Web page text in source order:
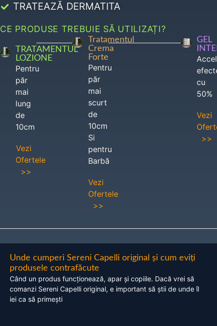
TRATEAZĂ DERMATITA
CE PRODUSE TREBUIE SĂ UTILIZAȚI?
TRATAMENTUL
LOZIONE
Pentru
păr
mai
lung
de
10cm
Vezi
Ofertele
>>
Tratamentul
Crema
Forte
Pentru
păr
mai
scurt
de
10cm
Si
pentru
Barbă
Vezi
Ofertele
>>
GEL
cu
50%
Vezi
>>
Unde cumperi Sereni Capelli original și cum eviți
produsele contrafăcute
Când un produs funcționează, apar și copiile. Dacă vrei să
comanzi Sereni Capelli original, e important să știi de unde îl
iei ca să primești